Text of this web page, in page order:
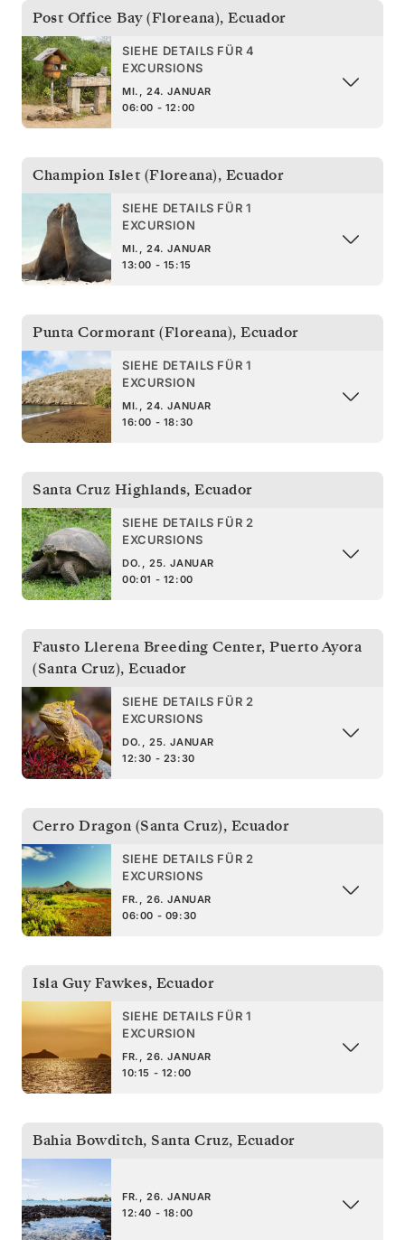
Post Office Bay (Floreana), Ecuador
SIEHE DETAILS FÜR 4
EXCURSIONS
MI., 24. JANUAR
06:00 - 12:00
Champion Islet (Floreana), Ecuador
SIEHE DETAILS FÜR 1
EXCURSION
MI., 24. JANUAR
13:00 - 15:15
Punta Cormorant (Floreana), Ecuador
SIEHE DETAILS FÜR 1
EXCURSION
MI., 24. JANUAR
16:00 - 18:30
Santa Cruz Highlands, Ecuador
SIEHE DETAILS FÜR 2
EXCURSIONS
DO., 25. JANUAR
00:01 - 12:00
Fausto Llerena Breeding Center, Puerto Ayora
(Santa Cruz), Ecuador
SIEHE DETAILS FÜR 2
EXCURSIONS
DO., 25. JANUAR
12:30 - 23:30
Cerro Dragon (Santa Cruz), Ecuador
SIEHE DETAILS FÜR 2
EXCURSIONS
FR., 26. JANUAR
06:00 - 09:30
Isla Guy Fawkes, Ecuador
SIEHE DETAILS FÜR 1
EXCURSION
FR., 26. JANUAR
10:15 - 12:00
Bahia Bowditch, Santa Cruz, Ecuador
FR., 26. JANUAR
12:40 - 18:00